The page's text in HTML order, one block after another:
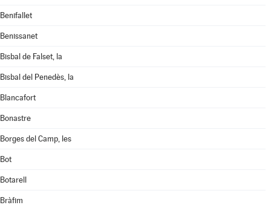
Benifallet
Benissanet
Bisbal de Falset, la
Bisbal del Penedès, la
Blancafort
Bonastre
Borges del Camp, les
Bot
Botarell
Bràfim